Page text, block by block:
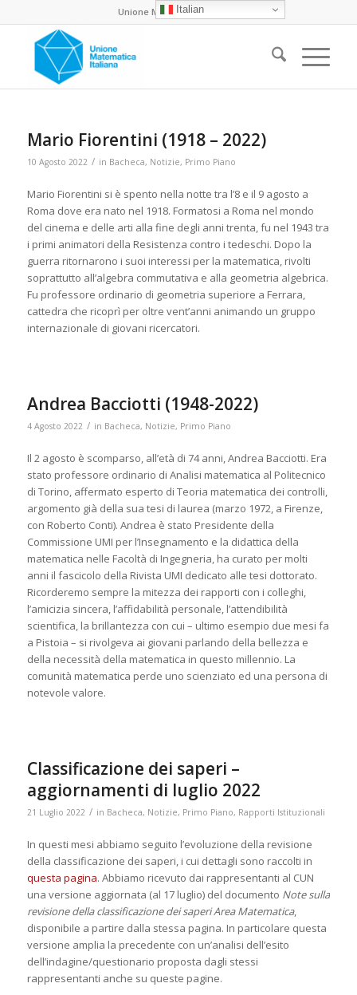
Unione Matematica Italiana
Mario Fiorentini (1918 – 2022)
10 Agosto 2022 / in Bacheca, Notizie, Primo Piano
Mario Fiorentini si è spento nella notte tra l’8 e il 9 agosto a
Roma dove era nato nel 1918. Formatosi a Roma nel mondo
del cinema e delle arti alla fine degli anni trenta, fu nel 1943 tra
i primi animatori della Resistenza contro i tedeschi. Dopo la
guerra ritornarono i suoi interessi per la matematica, rivolti
soprattutto all’algebra commutativa e alla geometria algebrica.
Fu professore ordinario di geometria superiore a Ferrara,
cattedra che ricoprì per oltre vent’anni animando un gruppo
internazionale di giovani ricercatori.
Andrea Bacciotti (1948-2022)
4 Agosto 2022 / in Bacheca, Notizie, Primo Piano
Il 2 agosto è scomparso, all’età di 74 anni, Andrea Bacciotti. Era
stato professore ordinario di Analisi matematica al Politecnico
di Torino, affermato esperto di Teoria matematica dei controlli,
argomento già della sua tesi di laurea (marzo 1972, a Firenze,
con Roberto Conti). Andrea è stato Presidente della
Commissione UMI per l’Insegnamento e la didattica della
matematica nelle Facoltà di Ingegneria, ha curato per molti
anni il fascicolo della Rivista UMI dedicato alle tesi dottorato.
Ricorderemo sempre la mitezza dei rapporti con i colleghi,
l’amicizia sincera, l’affidabilità personale, l’attendibilità
scientifica, la brillantezza con cui – ultimo esempio due mesi fa
a Pistoia – si rivolgeva ai giovani parlando della bellezza e
della necessità della matematica in questo millennio. La
comunità matematica perde uno scienziato ed una persona di
notevole valore.
Classificazione dei saperi –
aggiornamenti di luglio 2022
21 Luglio 2022 / in Bacheca, Notizie, Primo Piano, Rapporti Istituzionali
In questi mesi abbiamo seguito l’evoluzione della revisione
della classificazione dei saperi, i cui dettagli sono raccolti in
questa pagina. Abbiamo ricevuto dai rappresentanti al CUN
una versione aggiornata (al 17 luglio) del documento Note sulla
revisione della classificazione dei saperi Area Matematica,
disponibile a partire dalla stessa pagina. In particolare questa
versione amplia la precedente con un’analisi dell’esito
dell’indagine/questionario proposta dagli stessi
rappresentanti anche su queste pagine.
Italian